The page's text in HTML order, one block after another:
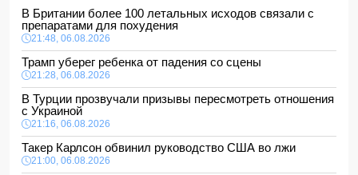
В Британии более 100 летальных исходов связали с
препаратами для похудения
21:48, 06.08.2026
Трамп уберег ребенка от падения со сцены
21:28, 06.08.2026
В Турции прозвучали призывы пересмотреть отношения
с Украиной
21:16, 06.08.2026
Такер Карлсон обвинил руководство США во лжи
21:00, 06.08.2026